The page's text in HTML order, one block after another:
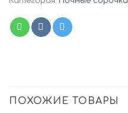
ПОХОЖИЕ ТОВАРЫ